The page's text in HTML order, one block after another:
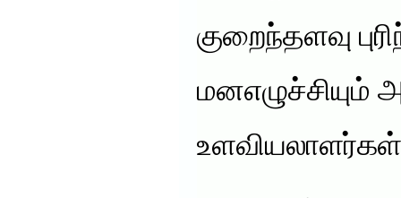
குறைந்தளவு
மனஎழுச்சியும்